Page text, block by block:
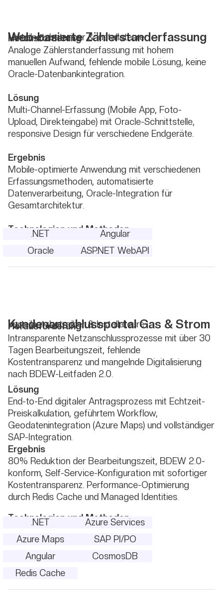
Web-basierte Zählerstanderfassung
Verteilnetzbetreiber & Installateure
Herausforderung
Analoge Zählerstanderfassung mit hohem
manuellen Aufwand, fehlende mobile Lösung, keine
Oracle-Datenbankintegration.
Lösung
Multi-Channel-Erfassung (Mobile App, Foto-
Upload, Direkteingabe) mit Oracle-Schnittstelle,
responsive Design für verschiedene Endgeräte.
Ergebnis
Mobile-optimierte Anwendung mit verschiedenen
Erfassungsmethoden, automatisierte
Datenverarbeitung, Oracle-Integration für
Gesamtarchitektur.
Technologien und Methoden
.NET
Angular
Oracle
ASP.NET WebAPI
Kundenanschlussportal Gas & Strom
Verteilnetzbetreiber & Installateure
Herausforderung
Intransparente Netzanschlussprozesse mit über 30
Tagen Bearbeitungszeit, fehlende
Kostentransparenz und mangelnde Digitalisierung
nach BDEW-Leitfaden 2.0.
Lösung
End-to-End digitaler Antragsprozess mit Echtzeit-
Preiskalkulation, geführtem Workflow,
Geodatenintegration (Azure Maps) und vollständiger
SAP-Integration.
Ergebnis
80% Reduktion der Bearbeitungszeit, BDEW 2.0-
konform, Self-Service-Konfiguration mit sofortiger
Kostentransparenz. Performance-Optimierung
durch Redis Cache und Managed Identities.
Technologien und Methoden
.NET
Azure Services
Azure Maps
SAP PI/PO
Angular
CosmosDB
Redis Cache